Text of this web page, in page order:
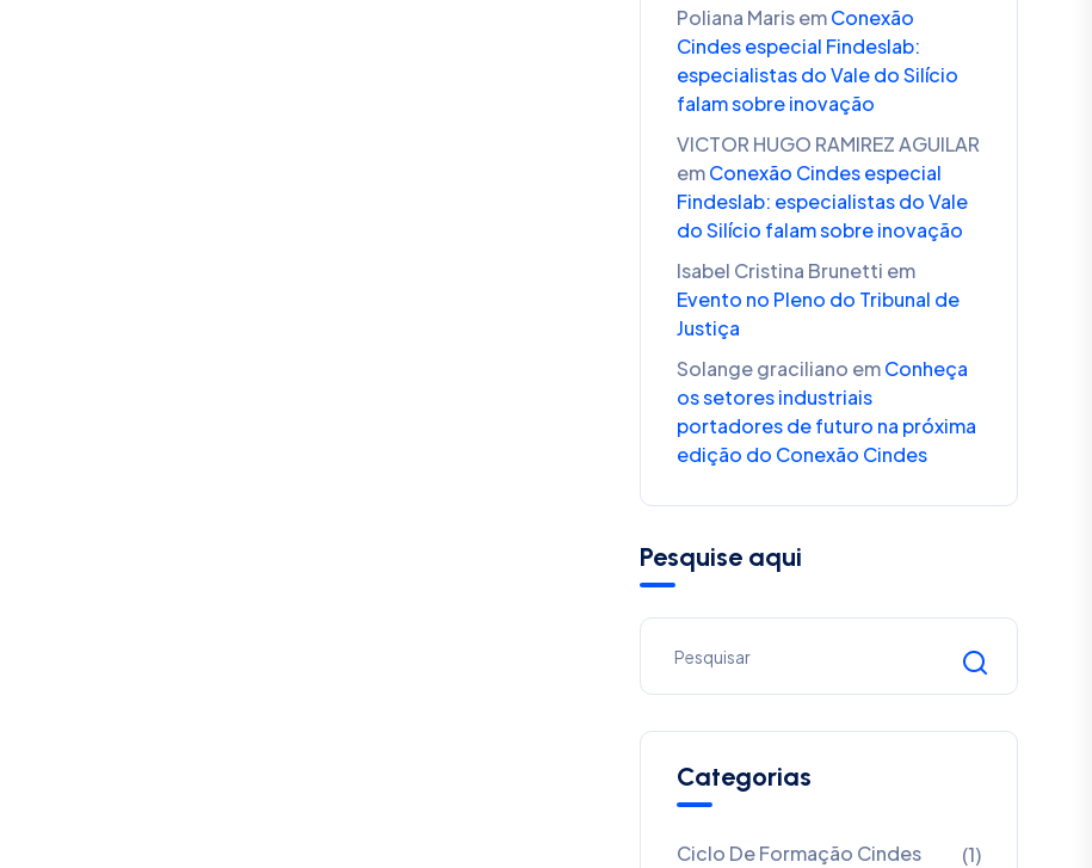
Poliana MarisemConexão
Cindes especial Findeslab:
especialistas do Vale do Silício
falam sobre inovação
VICTOR HUGO RAMIREZ AGUILAR
emConexão Cindes especial
Findeslab: especialistas do Vale
do Silício falam sobre inovação
Isabel Cristina Brunetti em
Evento no Pleno do Tribunal de
Justiça
Solange graciliano emConheça
os setores industriais
portadores de futuro na próxima
edição do Conexão Cindes
Pesquise aqui
Categorias
Ciclo De Formação Cindes
(1)